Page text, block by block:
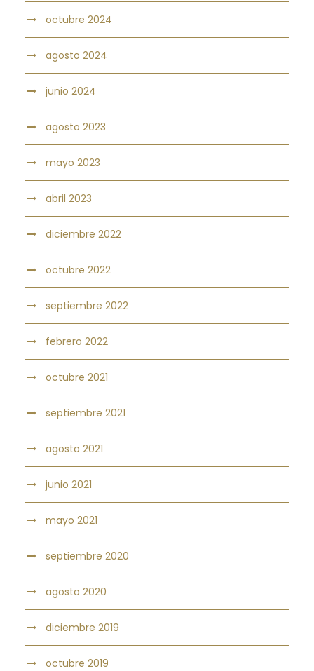
octubre 2024
agosto 2024
junio 2024
agosto 2023
mayo 2023
abril 2023
diciembre 2022
octubre 2022
septiembre 2022
febrero 2022
octubre 2021
septiembre 2021
agosto 2021
junio 2021
mayo 2021
septiembre 2020
agosto 2020
diciembre 2019
octubre 2019